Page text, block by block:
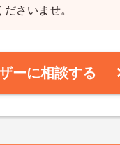
さいませ。
ーに相談する